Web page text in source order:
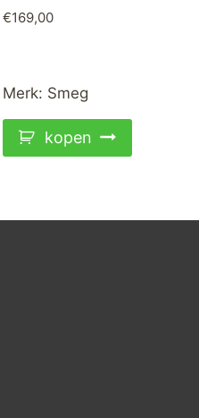
€169,00
Merk: Smeg
kopen